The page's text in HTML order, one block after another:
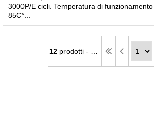
3000P/E cicli. Temperatura di
85C°...
12prodotti - pagina di